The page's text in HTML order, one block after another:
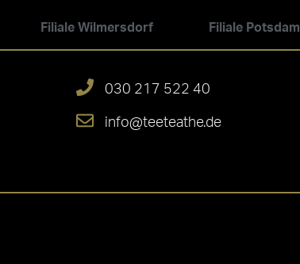
Filiale Wilmersdorf Filiale Potsdam
030 217 522 40
info@teeteathe.de